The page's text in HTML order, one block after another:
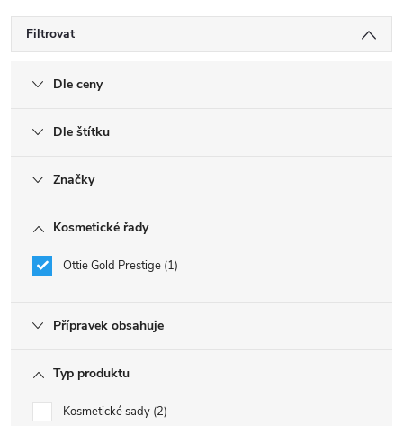
Filtrovat
Dle ceny
Dle štítku
Značky
Kosmetické řady
Ottie Gold Prestige 1
Přípravek obsahuje
Typ produktu
Kosmetické sady 2